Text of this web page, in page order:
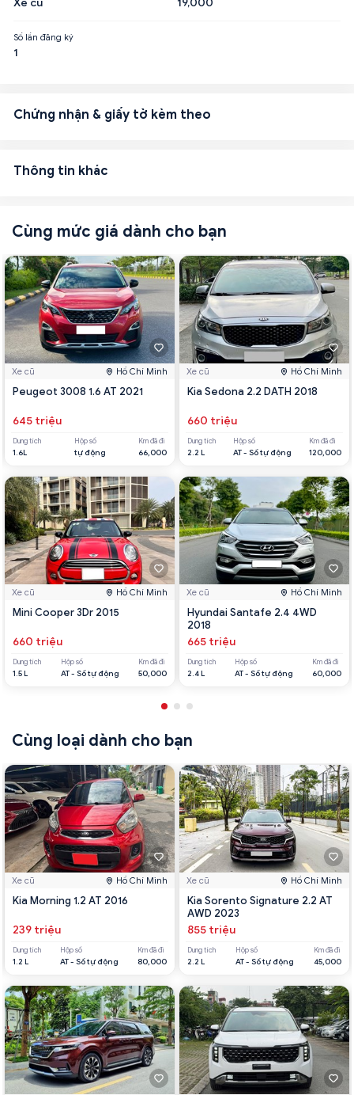
Xe cũ 19,000
Số lần đăng ký
1
Chứng nhận & giấy tờ kèm theo
Thông tin khác
Cùng mức giá dành cho bạn
Xe cũ Hồ Chí Minh
Peugeot 3008 1.6 AT 2021
645 triệu
Dung tích
1.6L
Hộp số
tự động
Km đã đi
66,000
Xe cũ Hồ Chí Minh
Mini Cooper 3Dr 2015
660 triệu
Dung tích
1.5 L
Hộp số
AT - Số tự động
Km đã đi
50,000
Xe cũ Hồ Chí Minh
Kia Sedona 2.2 DATH 2018
660 triệu
Dung tích
2.2 L
Hộp số
AT - Số tự động
Km đã đi
120,000
Xe cũ Hồ Chí Minh
Hyundai Santafe 2.4 4WD
2018
665 triệu
Dung tích
2.4 L
Hộp số
AT - Số tự động
Km đã đi
60,000
Cùng loại dành cho bạn
Xe cũ Hồ Chí Minh
Kia Morning 1.2 AT 2016
239 triệu
Dung tích
1.2 L
Hộp số
AT - Số tự động
Km đã đi
80,000
Xe cũ Hồ Chí Minh
Kia Sorento Signature 2.2 AT
AWD 2023
855 triệu
Dung tích
2.2 L
Hộp số
AT - Số tự động
Km đã đi
45,000